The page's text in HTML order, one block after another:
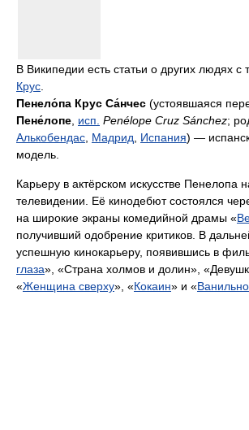
В Википедии есть статьи о других людях
Крус
Пенело́па Крус Са́нчес (устоявшаяся
Пене́лопе исп. Penélope Cruz Sánchez;
Алькобендас Мадрид Испания) —
модель.
Карьеру в актёрском искусстве Пенелопа
телевидении. Её кинодебют состоялся
на широкие экраны комедийной драмы «
получивший одобрение критиков. В
успешную кинокарьеру, появившись в
глаза», «Страна холмов и долин»,
«Женщина сверху», «Кокаин» и «